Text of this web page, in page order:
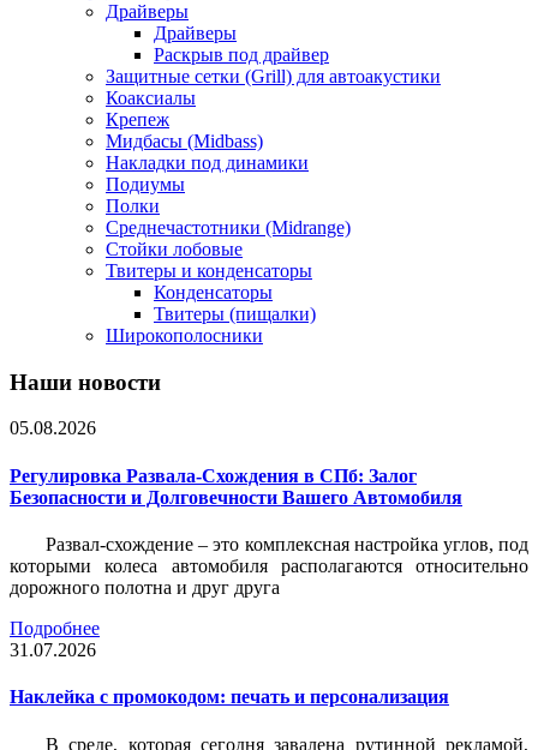
Драйверы
Драйверы
Раскрыв под драйвер
Защитные сетки (Grill) для автоакустики
Коаксиалы
Крепеж
Мидбасы (Midbass)
Накладки под динамики
Подиумы
Полки
Среднечастотники (Midrange)
Стойки лобовые
Твитеры и конденсаторы
Конденсаторы
Твитеры (пищалки)
Широкополосники
Наши новости
05.08.2026
Регулировка Развала-Схождения в СПб: Залог
Безопасности и Долговечности Вашего Автомобиля
Развал-схождение – это комплексная настройка углов, под
которыми колеса автомобиля располагаются относительно
дорожного полотна и друг друга
Подробнее
31.07.2026
Наклейка c промокодом: печать и персонализация
В среде, которая сегодня завалена рутинной рекламой,